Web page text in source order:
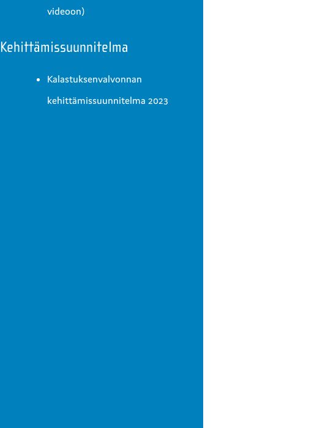
videoon)
Kehittämissuunnitelma
Kalastuksenvalvonnan
kehittämissuunnitelma 2023